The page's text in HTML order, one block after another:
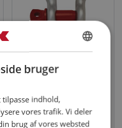
Se produkt
DANISH
ENGLISH TRANSLATION
bruger
tilpasse indhold,
vores trafik. Vi deler
brug af vores websted